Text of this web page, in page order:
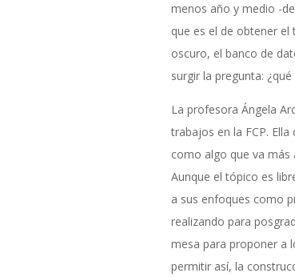
menos año y medio -
que es el de obtener
oscuro, el banco de
surgir la pregunta:
La profesora Ángela
trabajos en la FCP.
como algo que va más
Aunque el tópico es
a sus enfoques como
realizando para
mesa para proponer a
permitir así, la